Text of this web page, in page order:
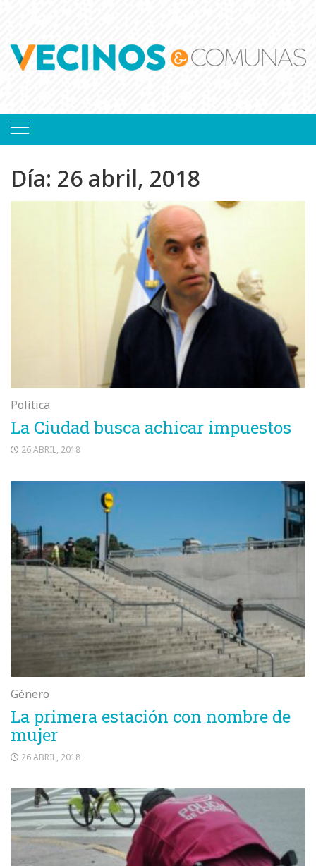
Día: 26 abril, 2018
Política
La Ciudad busca achicar impuestos
26 ABRIL, 2018
Género
La primera estación con nombre de
mujer
26 ABRIL, 2018